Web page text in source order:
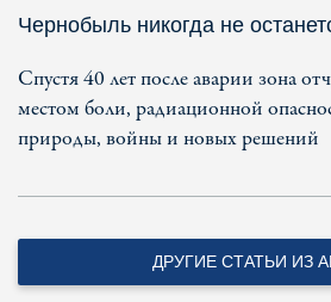
Чернобыль никогда не
Спустя 40 лет после аварии зона
местом боли, радиационной
природы, войны и новых решений
ДРУГИЕ СТАТЬИ ИЗ